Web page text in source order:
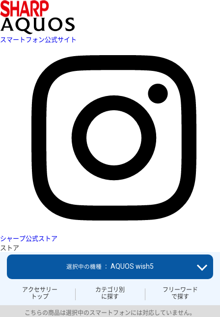
スマートフォン公式サイト
シャープ公式ストア
ストア
アクセサリー
トップ
カテゴリ別
に探す
フリーワード
で探す
選択中の機種 ： AQUOS wish5
こちらの商品は選択中のスマートフォンには対応していません。